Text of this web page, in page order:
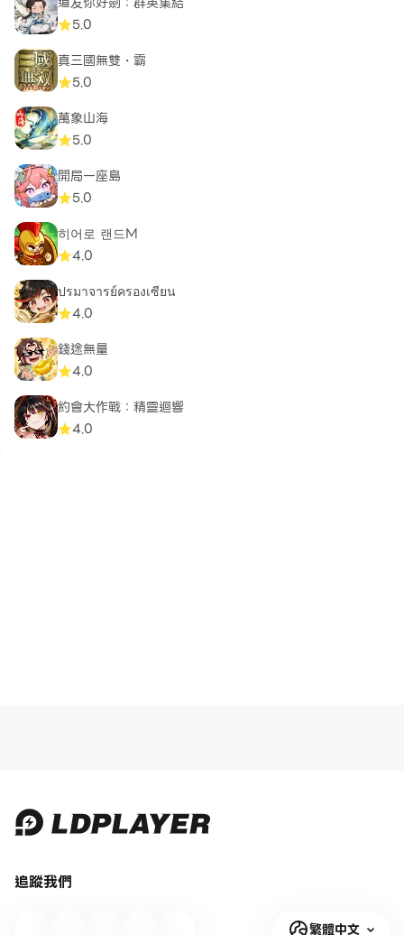
5.0
真三國無雙・霸
5.0
萬象山海
5.0
開局一座島
5.0
히어로 랜드M
4.0
ปรมาจารย์ครองเซียน
4.0
錢途無量
4.0
約會大作戰：精靈迴響
4.0
追蹤我們
繁體中文